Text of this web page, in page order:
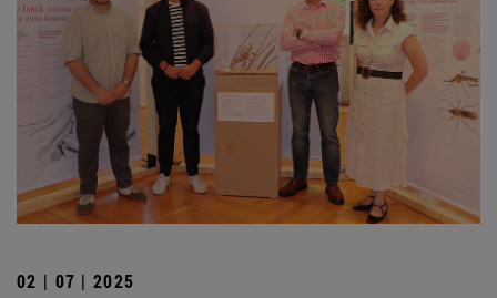
02 | 07 | 2025